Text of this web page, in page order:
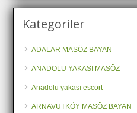
Kategoriler
ADALAR MASÖZ BAYAN
ANADOLU YAKASI MASÖZ
Anadolu yakası escort
ARNAVUTKÖY MASÖZ BAYAN